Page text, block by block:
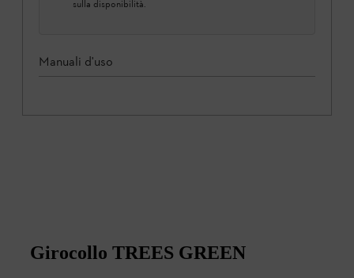
sulla disponibilità.
Manuali d'uso
Girocollo TREES GREEN